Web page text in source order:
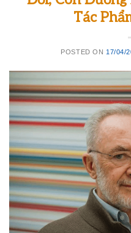
Tác
POSTED ON 17/04/